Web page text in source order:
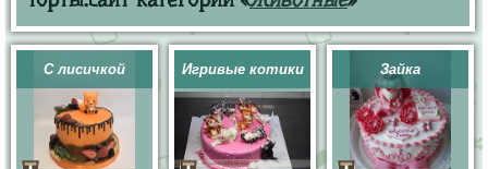
С лисичкой Игривые котики Зайка